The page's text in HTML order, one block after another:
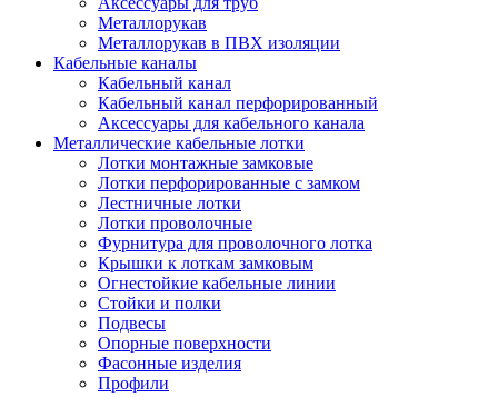
Металлорукав
Металлорукав в ПВХ изоляции
Кабельные каналы
Кабельный канал
Кабельный канал перфорированный
Аксессуары для кабельного канала
Металлические кабельные лотки
Лотки монтажные замковые
Лотки перфорированные с замком
Лестничные лотки
Лотки проволочные
Фурнитура для проволочного лотка
Крышки к лоткам замковым
Огнестойкие кабельные линии
Стойки и полки
Подвесы
Опорные поверхности
Фасонные изделия
Профили